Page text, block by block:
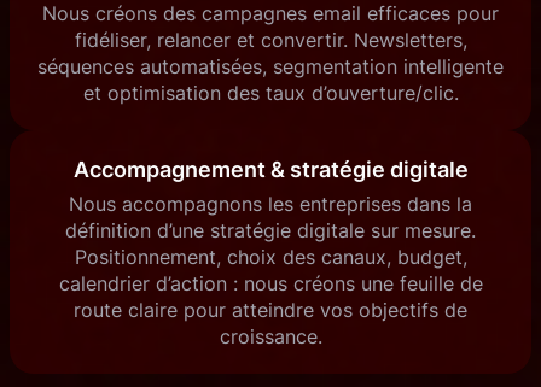
Nous créons des campagnes email efficaces pour
fidéliser, relancer et convertir. Newsletters,
séquences automatisées, segmentation intelligente
et optimisation des taux d’ouverture/clic.
Accompagnement & stratégie digitale
Nous accompagnons les entreprises dans la
définition d’une stratégie digitale sur mesure.
Positionnement, choix des canaux, budget,
calendrier d’action : nous créons une feuille de
route claire pour atteindre vos objectifs de
croissance.